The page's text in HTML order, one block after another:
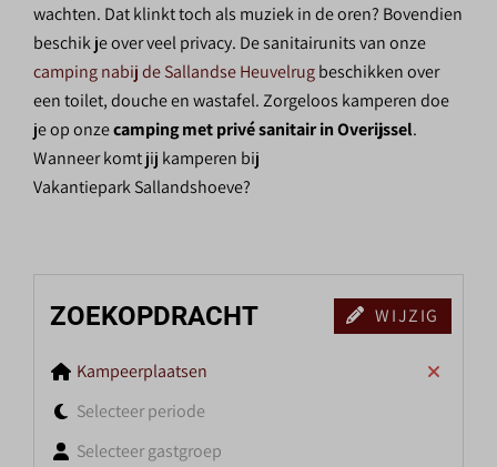
wachten. Dat klinkt toch als muziek in de oren? Bovendien
beschik je over veel privacy. De sanitairunits van onze
camping nabij de Sallandse Heuvelrugbeschikken over
een toilet, douche en wastafel. Zorgeloos kamperen doe
je op onzecamping met privé sanitair in Overijssel.
Wanneer komt jij kamperen bij
Vakantiepark Sallandshoeve?
ZOEKOPDRACHT WIJZIG
Kampeerplaatsen
Selecteer periode
Selecteer gastgroep